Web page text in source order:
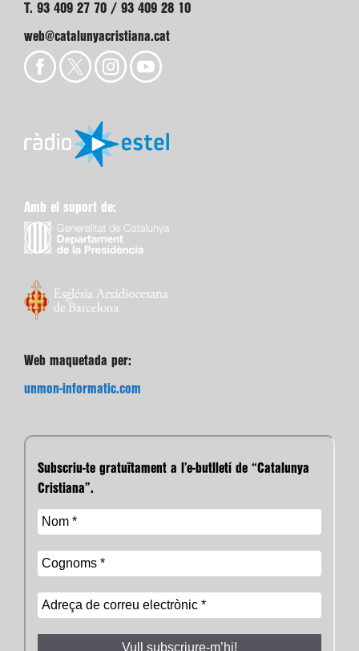
T. 93 409 27 70 / 93 409 28 10
web@catalunyacristiana.cat
Amb el suport de:
Web maquetada per:
unmon-informatic.com
Subscriu-te gratuïtament a l’e-butlletí de “Catalunya
Cristiana”.